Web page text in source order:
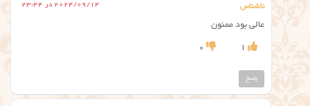
ناشناس 2024/09/14 در 23:44
عالی بود ممنون
1
0
پاسخ